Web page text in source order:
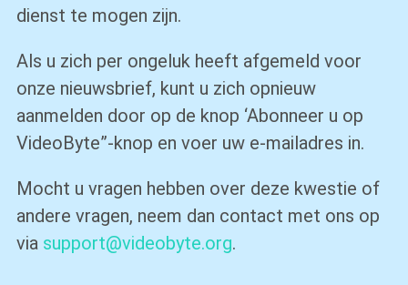
dienst te mogen zijn.
Als u zich per ongeluk heeft afgemeld voor
onze nieuwsbrief, kunt u zich opnieuw
aanmelden door op de knop ‘Abonneer u op
VideoByte”-knop en voer uw e-mailadres in.
Mocht u vragen hebben over deze kwestie of
andere vragen, neem dan contact met ons op
via support@videobyte.org.